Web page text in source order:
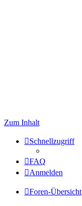
Zum Inhalt
Schnellzugriff
FAQ
Anmelden
Foren-Übersicht